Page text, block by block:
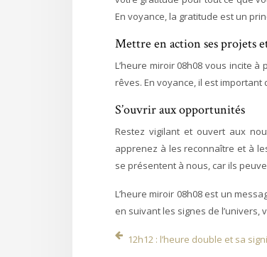
En voyance, la gratitude est un
Mettre en action ses projets
L’heure miroir 08h08 vous incite
rêves. En voyance, il est
S’ouvrir aux opportunités
Restez vigilant et ouvert aux
apprenez à les reconnaître et à
se présentent à nous, car ils
L’heure miroir 08h08 est un
en suivant les signes de
12h12 : l’heure double et sa